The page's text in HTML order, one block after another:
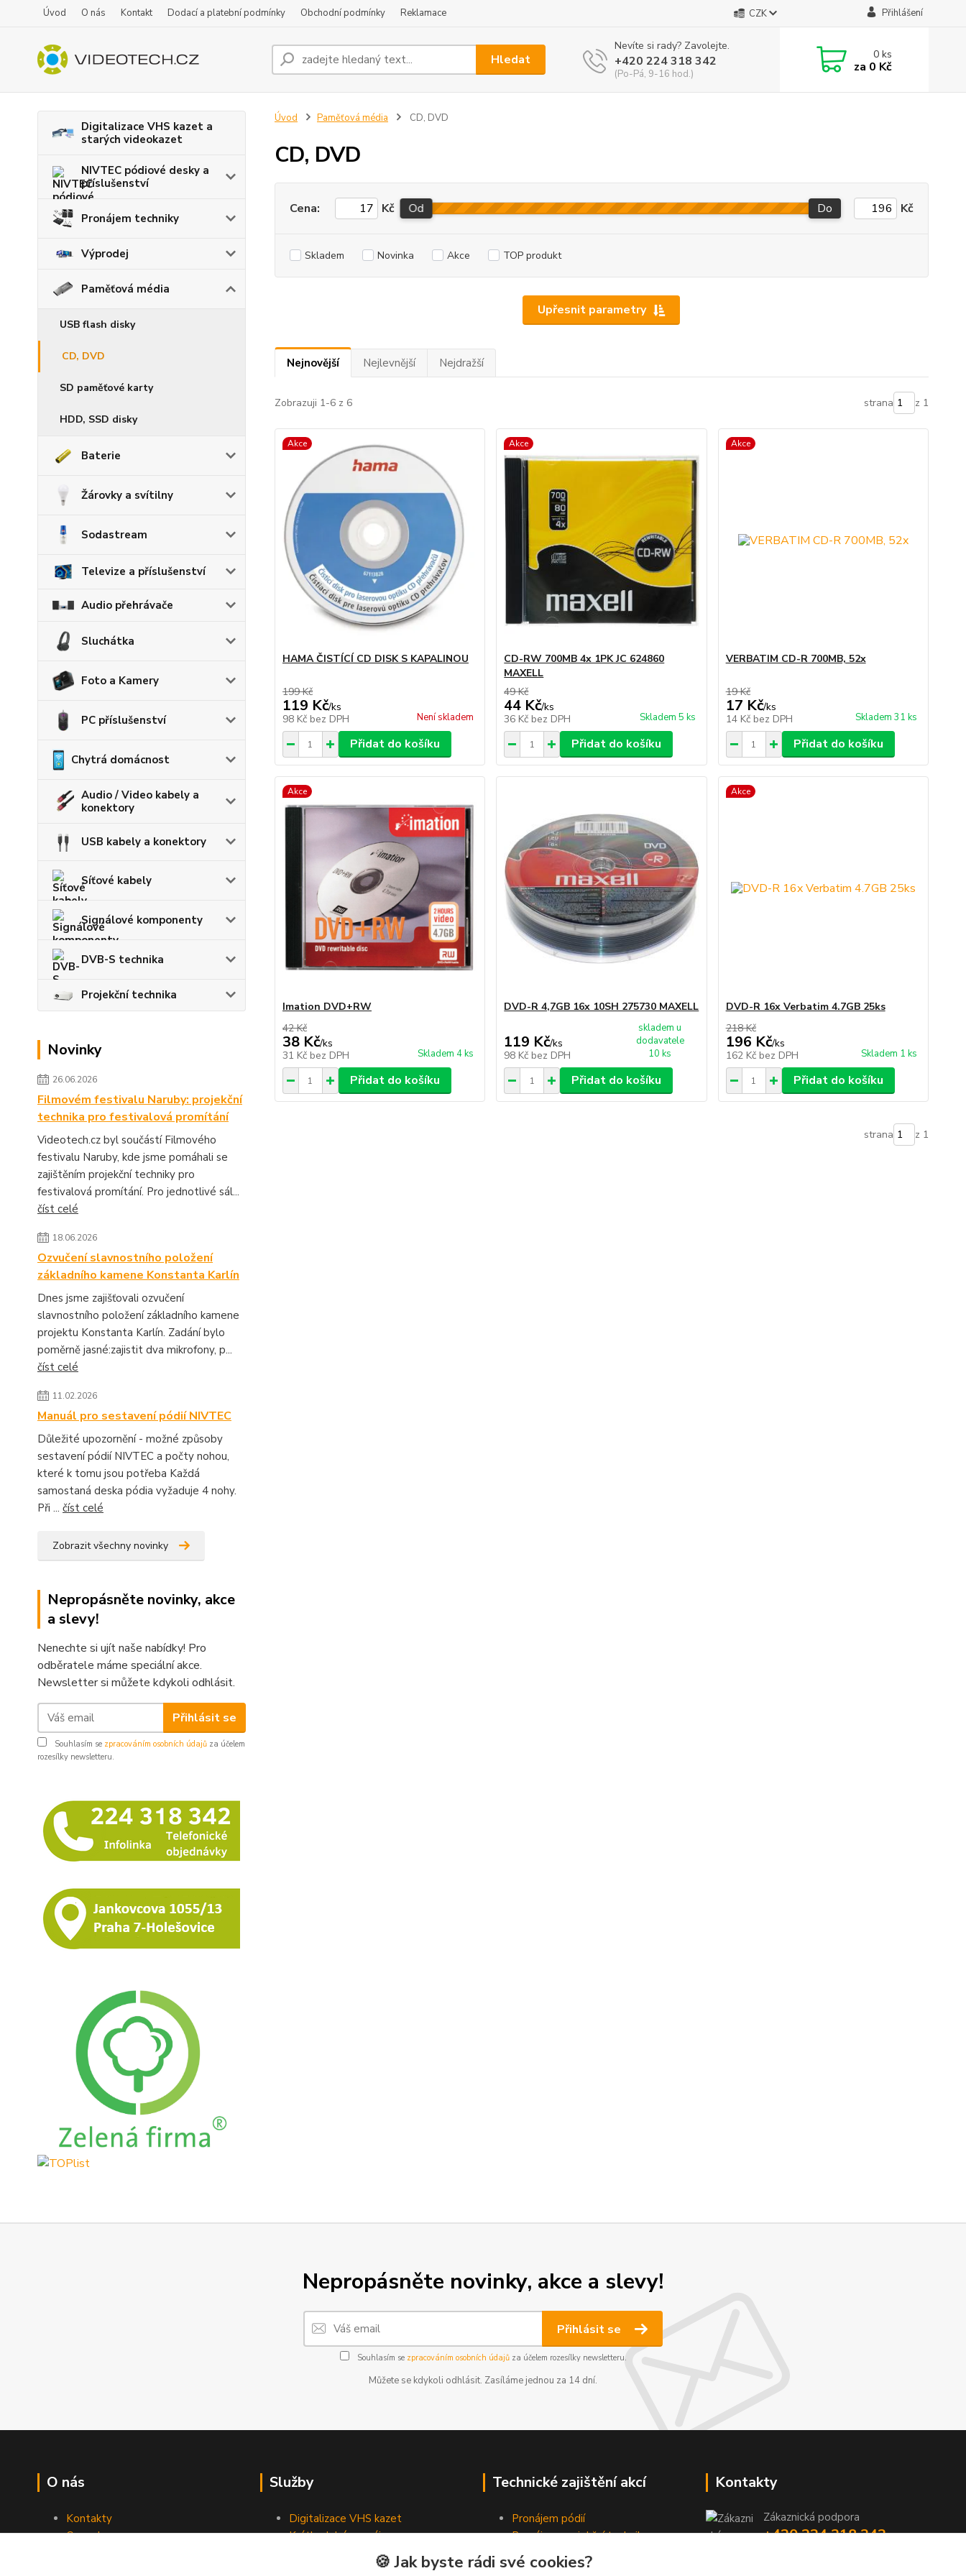
Úvod O nás Kontakt Dodací a platební podmínky Obchodní podmínky Reklamace CZK Přihlášení
Hledat
Nevíte si rady? Zavolejte.
+420 224 318 342
(Po-Pá, 9-16 hod.)
0ks
za 0 Kč
Digitalizace VHS kazet a
starých videokazet
NIVTEC pódiové desky a
příslušenství
Pronájem techniky
Výprodej
Paměťová média
USB flash disky
CD, DVD
SD paměťové karty
HDD, SSD disky
Baterie
Žárovky a svítilny
Sodastream
Televize a příslušenství
Audio přehrávače
Sluchátka
Foto a Kamery
PC příslušenství
Chytrá domácnost
Audio / Video kabely a
konektory
USB kabely a konektory
Síťové kabely
Signálové komponenty
DVB-S technika
Projekční technika
Novinky
26.06.2026
Filmovém festivalu Naruby: projekční
technika pro festivalová promítání
Videotech.cz byl součástí Filmového
festivalu Naruby, kde jsme pomáhali se
zajištěním projekční techniky pro
festivalová promítání. Pro jednotlivé sál...
číst celé
18.06.2026
Ozvučení slavnostního položení
základního kamene Konstanta Karlín
Dnes jsme zajišťovali ozvučení
slavnostního položení základního kamene
projektu Konstanta Karlín. Zadání bylo
poměrně jasné:zajistit dva mikrofony, p...
číst celé
11.02.2026
Manuál pro sestavení pódií NIVTEC
Důležité upozornění - možné způsoby
sestavení pódií NIVTEC a počty nohou,
které k tomu jsou potřeba Každá
samostaná deska pódia vyžaduje 4 nohy.
Při ... číst celé
Zobrazit všechny novinky
Nepropásněte novinky, akce
a slevy!
Nenechte si ujít naše nabídky! Pro
odběratele máme speciální akce.
Newsletter si můžete kdykoli odhlásit.
Přihlásit se
Souhlasím se zpracováním osobních údajů za účelem
rozesílky newsletteru.
Úvod Paměťová média CD, DVD
CD, DVD
Upřesnit parametry
Cena: Kč Od Do Kč
Skladem Novinka Akce TOP produkt
Nejnovější Nejlevnější Nejdražší
Zobrazuji 1-6 z 6 strana z 1
Akce
HAMA ČISTÍCÍ CD DISK S KAPALINOU
199 Kč
119 Kč/ks
98 Kč bez DPH Není skladem
Přidat do košíku
Akce
CD-RW 700MB 4x 1PK JC 624860
MAXELL
49 Kč
44 Kč/ks
36 Kč bez DPH Skladem 5 ks
Přidat do košíku
Akce
VERBATIM CD-R 700MB, 52x
19 Kč
17 Kč/ks
14 Kč bez DPH Skladem 31 ks
Přidat do košíku
Akce
Imation DVD+RW
42 Kč
38 Kč/ks
31 Kč bez DPH Skladem 4 ks
Přidat do košíku
DVD-R 4,7GB 16x 10SH 275730 MAXELL
119 Kč/ks
98 Kč bez DPH
skladem u
dodavatele
10 ks
Přidat do košíku
Akce
DVD-R 16x Verbatim 4.7GB 25ks
218 Kč
196 Kč/ks
162 Kč bez DPH Skladem 1 ks
Přidat do košíku
strana z 1
Nepropásněte novinky, akce a slevy!
Přihlásit se
Souhlasím se zpracováním osobních údajůza účelem rozesílky newsletteru.
Můžete se kdykoli odhlásit. Zasíláme jednou za 14 dní.
O nás
Kontakty
Ceny dopravy
Služby
Digitalizace VHS kazet
Krátkodobé pronájmy
Technické zajištění akcí
Pronájem pódií
Pronájem projekční techniky
Pronájem osvětlovací techniky
Pronájem ozvučovací techniky
Kontakty
Zákaznická podpora
+420 224 318 342
🍪 Jak byste rádi své cookies?